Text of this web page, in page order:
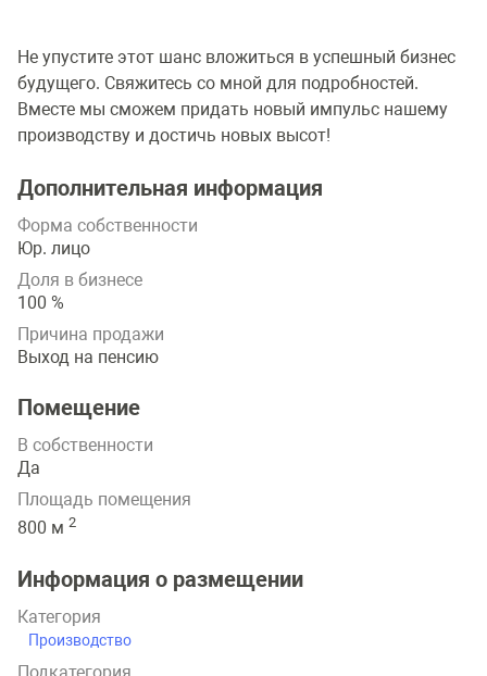
Не упустите этот шанс вложиться в успешный бизнес
будущего. Свяжитесь со мной для подробностей.
Вместе мы сможем придать новый импульс нашему
производству и достичь новых высот!
Дополнительная информация
Форма собственности
Юр. лицо
Доля в бизнесе
100 %
Причина продажи
Выход на пенсию
Помещение
В собственности
Да
Площадь помещения
800 м 2
Информация о размещении
Категория
Производство